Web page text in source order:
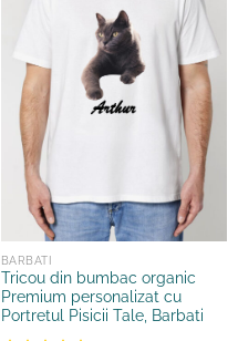
BARBATI
Tricou din bumbac organic
Premium personalizat cu
Portretul Pisicii Tale, Barbati